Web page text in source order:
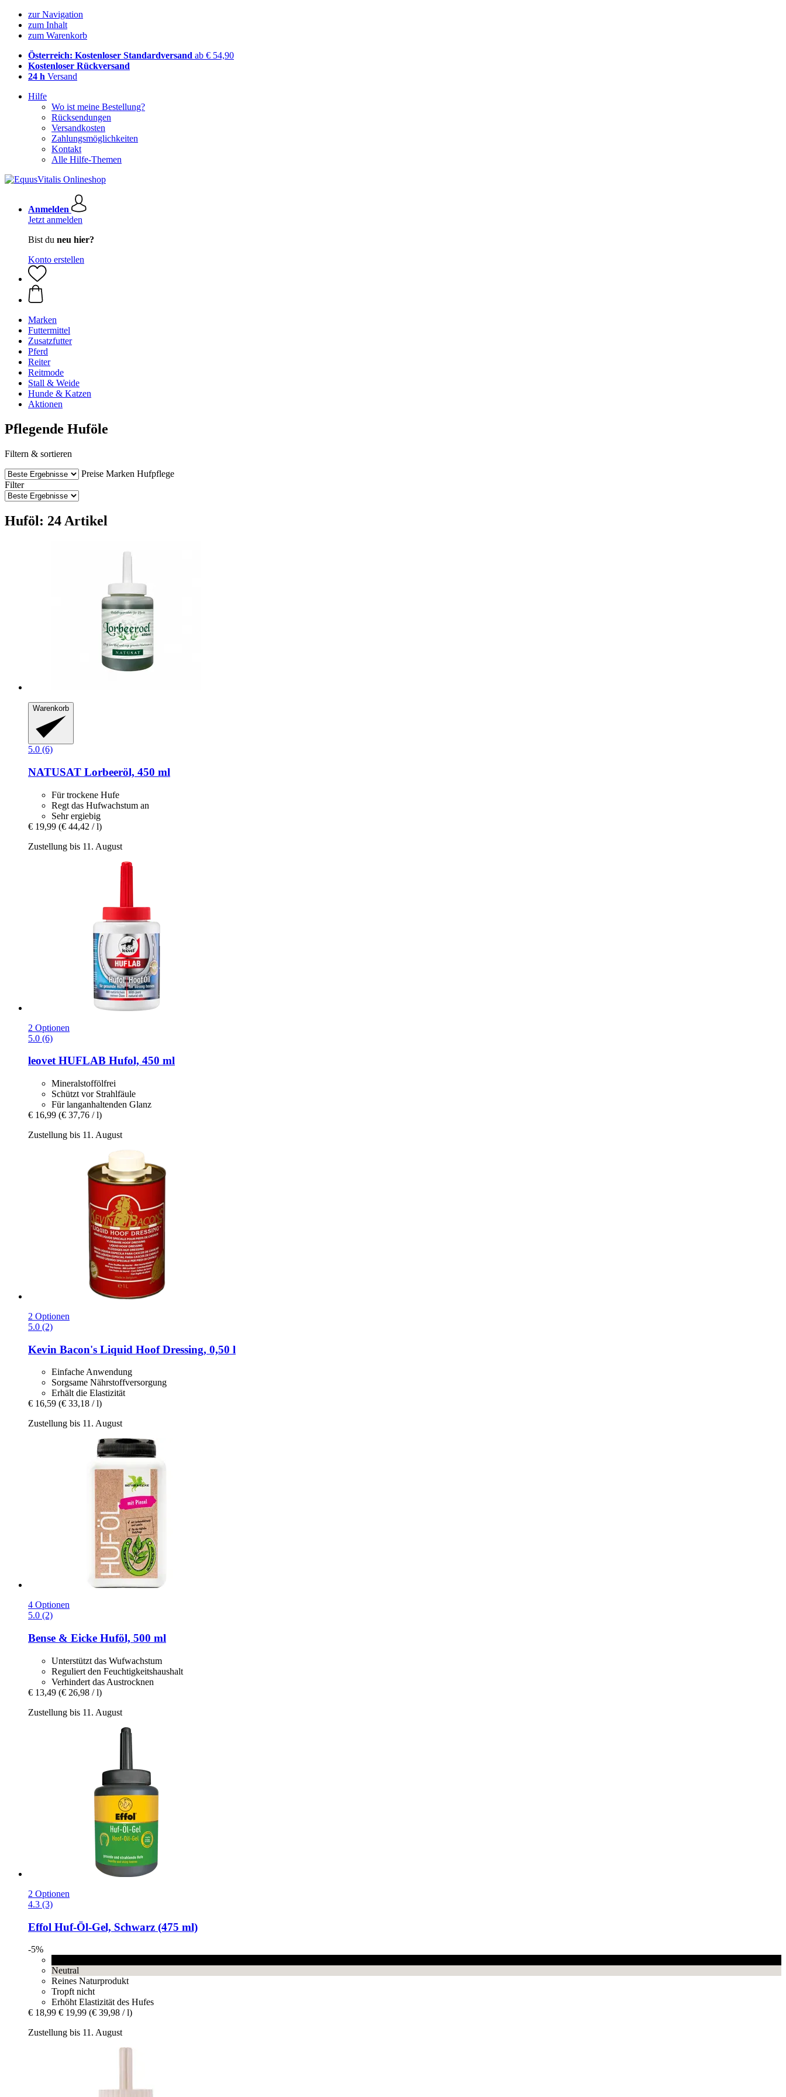
zur Navigation
zum Inhalt
zum Warenkorb
Österreich: Kostenloser Standardversand ab € 54,90
Kostenloser Rückversand
24 h Versand
Hilfe
Wo ist meine Bestellung?
Rücksendungen
Versandkosten
Zahlungsmöglichkeiten
Kontakt
Alle Hilfe-Themen
Anmelden
Jetzt anmelden
Bist du neu hier?
Konto erstellen
Marken
Futtermittel
Zusatzfutter
Pferd
Reiter
Reitmode
Stall & Weide
Hunde & Katzen
Aktionen
Pflegende Huföle
Filtern & sortieren
Preise Marken Hufpflege
Filter
Huföl: 24 Artikel
Warenkorb
5.0 (6)
NATUSAT Lorbeeröl, 450 ml
Für trockene Hufe
Regt das Hufwachstum an
Sehr ergiebig
€ 19,99 (€ 44,42 / l)
Zustellung bis 11. August
2 Optionen
5.0 (6)
leovetHUFLAB Hufol, 450 ml
Mineralstoffölfrei
Schützt vor Strahlfäule
Für langanhaltenden Glanz
€ 16,99 (€ 37,76 / l)
Zustellung bis 11. August
2 Optionen
5.0 (2)
Kevin Bacon's Liquid Hoof Dressing, 0,50 l
Einfache Anwendung
Sorgsame Nährstoffversorgung
Erhält die Elastizität
€ 16,59 (€ 33,18 / l)
Zustellung bis 11. August
4 Optionen
5.0 (2)
Bense & Eicke Huföl, 500 ml
Unterstützt das Wufwachstum
Reguliert den Feuchtigkeitshaushalt
Verhindert das Austrocknen
€ 13,49 (€ 26,98 / l)
Zustellung bis 11. August
2 Optionen
4.3 (3)
Effol Huf-​Öl-​Gel, Schwarz (475 ml)
-5%
Neutral
Reines Naturprodukt
Tropft nicht
Erhöht Elastizität des Hufes
€ 18,99 € 19,99 (€ 39,98 / l)
Zustellung bis 11. August